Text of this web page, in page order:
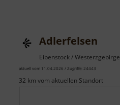
Breitenbrunn
Adlerfelsen
Eibenstock / Westerzgebirge
aktuell vom 11.04.2026 / Zugriffe: 24443
32 km vom aktuellen Standort